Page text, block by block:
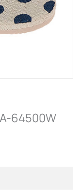
64500W